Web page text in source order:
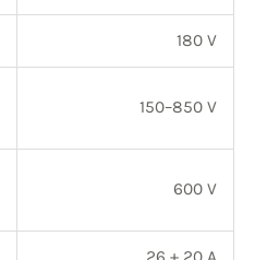
180 V
150–850 V
600 V